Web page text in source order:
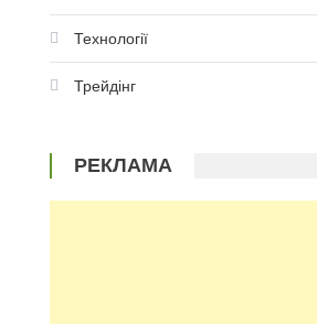
Технології
Трейдінг
РЕКЛАМА